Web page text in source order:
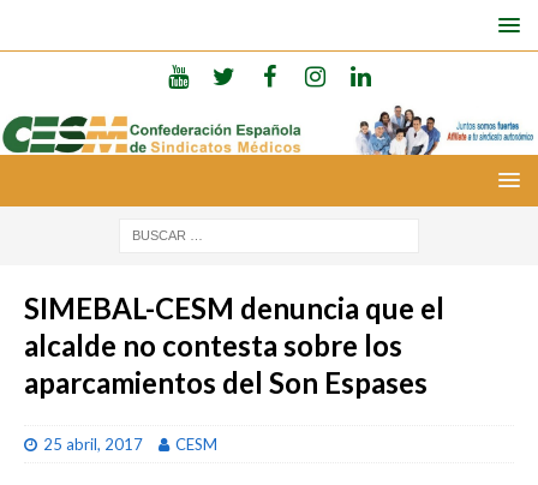
SIMEBAL-CESM denuncia que el
alcalde no contesta sobre los
aparcamientos del Son Espases
25 abril, 2017 CESM